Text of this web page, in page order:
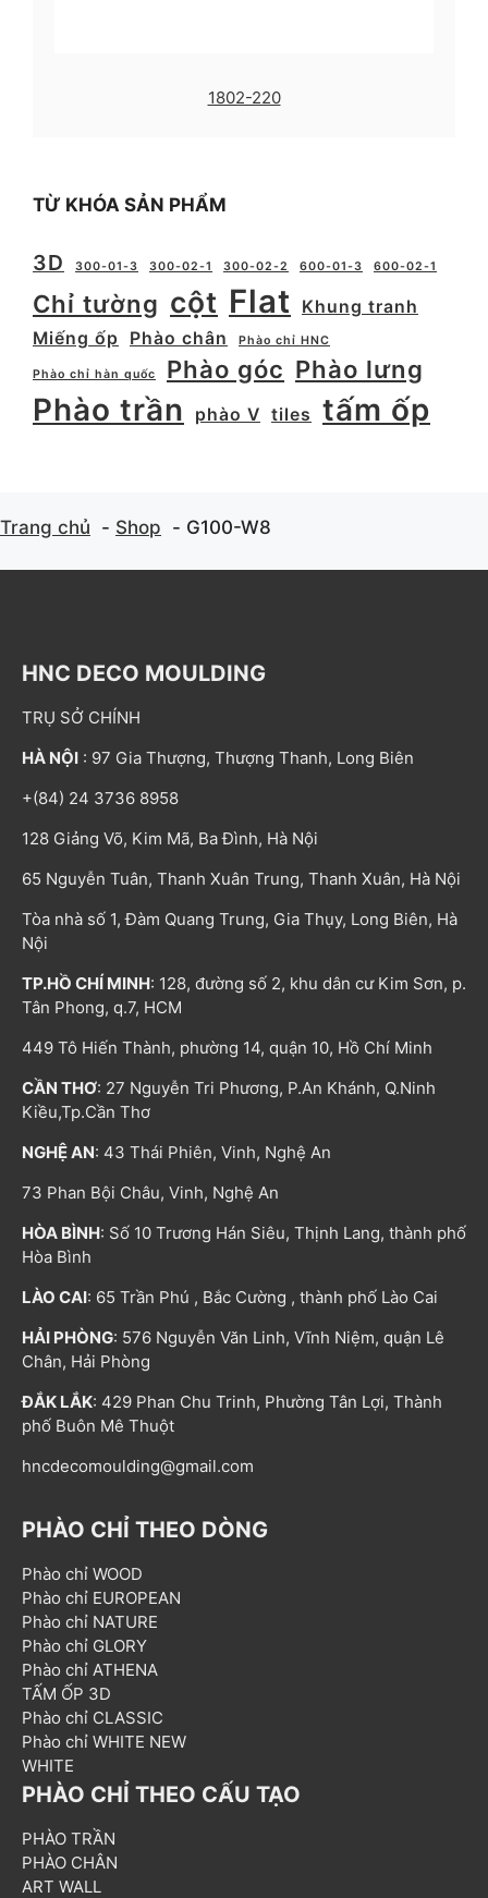
1802-220
TỪ KHÓA SẢN PHẨM
3D 300-01-3 300-02-1 300-02-2 600-01-3 600-02-1
Chỉ tường cột Flat
Khung tranh
Miếng ốp
Phào chân Phào chỉ HNC
Phào chỉ hàn quốc Phào góc Phào lưng
Phào trần phào V tiles tấm ốp
Trang chủ Shop G100-W8
HNC DECO MOULDING
TRỤ SỞ CHÍNH
HÀ NỘI : 97 Gia Thượng, Thượng Thanh, Long Biên
+(84) 24 3736 8958
128 Giảng Võ, Kim Mã, Ba Đình, Hà Nội
65 Nguyễn Tuân, Thanh Xuân Trung, Thanh Xuân, Hà Nội
Tòa nhà số 1, Đàm Quang Trung, Gia Thụy, Long Biên, Hà
Nội
TP.HỒ CHÍ MINH: 128, đường số 2, khu dân cư Kim Sơn, p.
Tân Phong, q.7, HCM
449 Tô Hiến Thành, phường 14, quận 10, Hồ Chí Minh
CẦN THƠ: 27 Nguyễn Tri Phương, P.An Khánh, Q.Ninh
Kiều,Tp.Cần Thơ
NGHỆ AN: 43 Thái Phiên, Vinh, Nghệ An
73 Phan Bội Châu, Vinh, Nghệ An
HÒA BÌNH: Số 10 Trương Hán Siêu, Thịnh Lang, thành phố
Hòa Bình
LÀO CAI: 65 Trần Phú , Bắc Cường , thành phố Lào Cai
HẢI PHÒNG: 576 Nguyễn Văn Linh, Vĩnh Niệm, quận Lê
Chân, Hải Phòng
ĐẮK LẮK: 429 Phan Chu Trinh, Phường Tân Lợi, Thành
phố Buôn Mê Thuột
hncdecomoulding@gmail.com
PHÀO CHỈ THEO DÒNG
Phào chỉ WOOD
Phào chỉ EUROPEAN
Phào chỉ NATURE
Phào chỉ GLORY
Phào chỉ ATHENA
TẤM ỐP 3D
Phào chỉ CLASSIC
Phào chỉ WHITE NEW
WHITE
PHÀO CHỈ THEO CẤU TẠO
PHÀO TRẦN
PHÀO CHÂN
ART WALL